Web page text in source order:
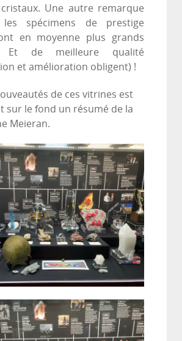
Une autre remarque
spécimens de prestige
en moyenne plus grands
Et de meilleure qualité
et amélioration obligent) !
de ces vitrines est
sur le fond un résumé de la
Meieran.